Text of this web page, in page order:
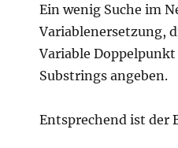
Ein wenig Suche im
Variablenersetzung,
Variable
Substrings angeben.
Entsprechend ist der